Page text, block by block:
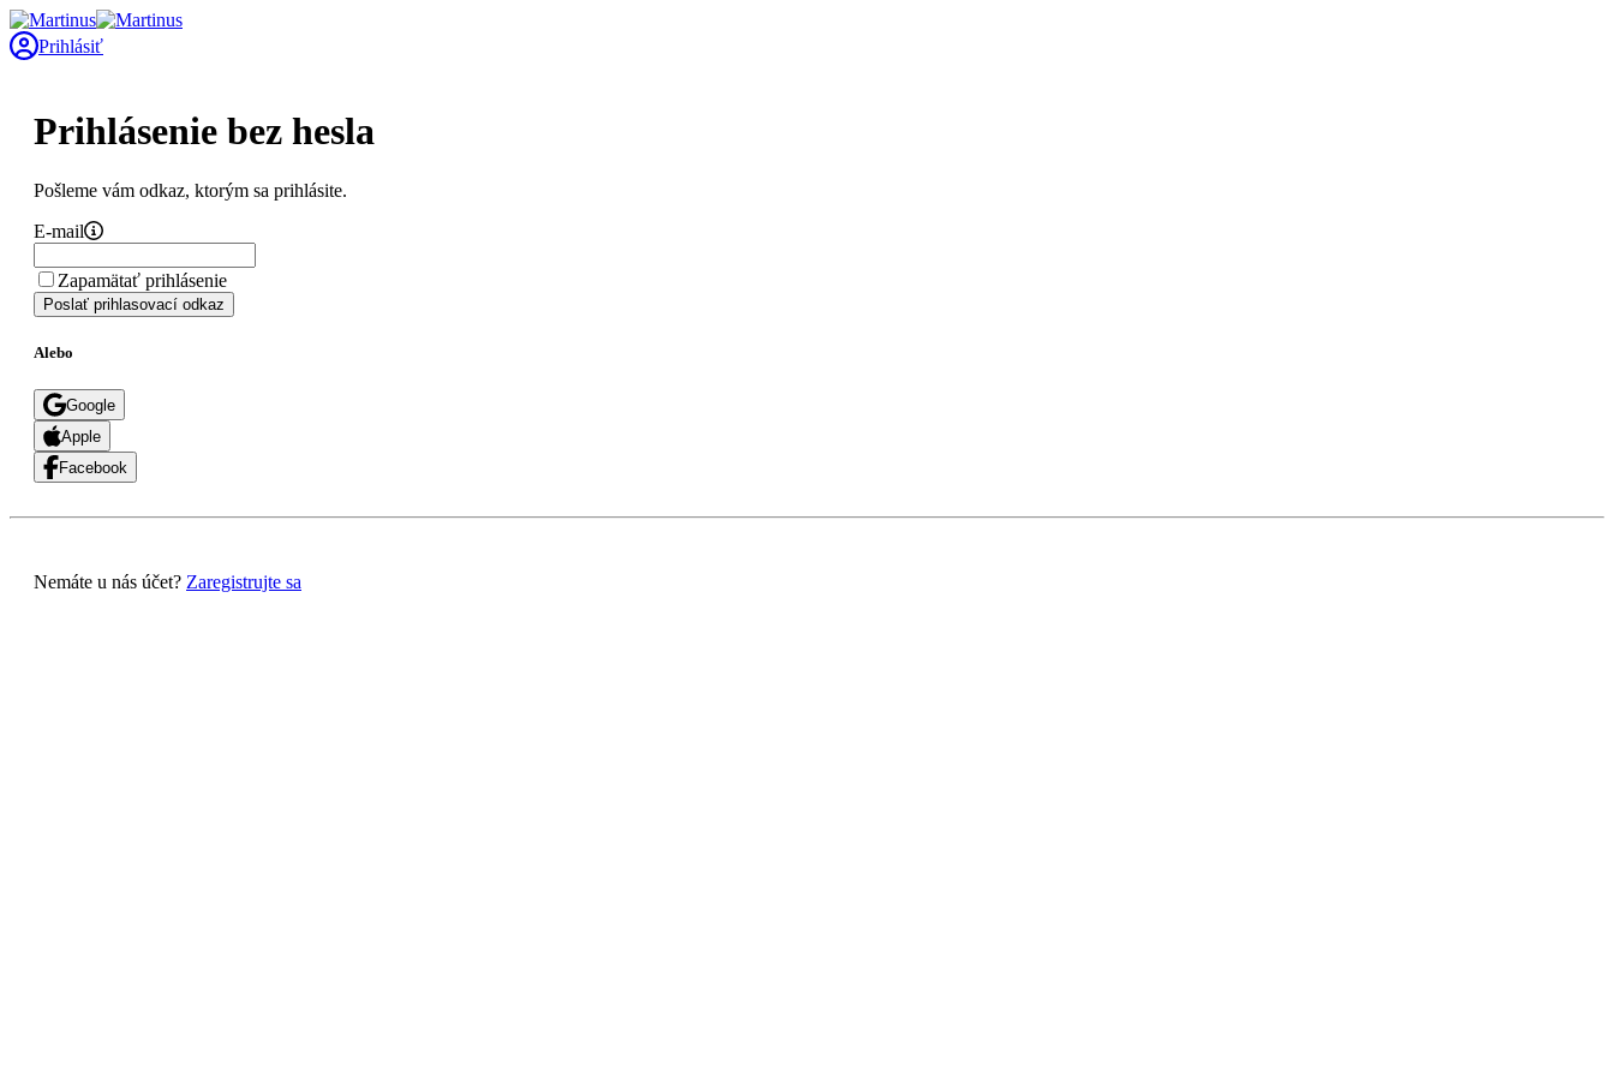
Prihlásiť
Prihlásenie bez hesla
Pošleme vám odkaz, ktorým sa prihlásite.
E-mail
Zapamätať prihlásenie
Poslať prihlasovací odkaz
Alebo
Google
Apple
Facebook
Nemáte u nás účet? Zaregistrujte sa